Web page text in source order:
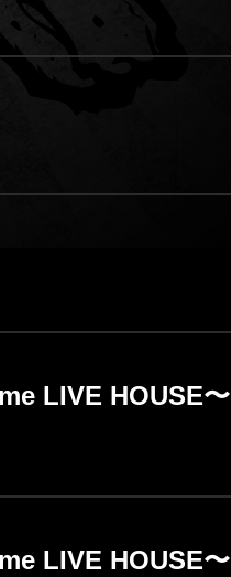
LIVE HOUSE〜
LIVE HOUSE〜